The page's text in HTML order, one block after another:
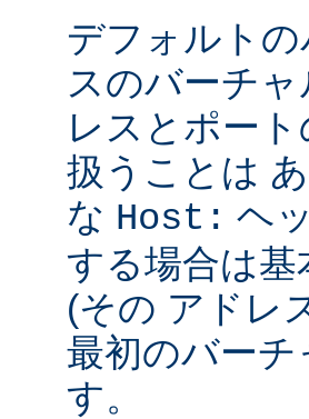
デフォルト
スのバーチ
レスとポー
扱うことは
な Host: ヘ
する場合は
(その アドレ
最初のバー
す。